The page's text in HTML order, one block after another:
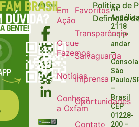
Em
Ação
O que
Fazemos
Notícias
Conheça
a Oxfam
Favoritos
Transparência
Salvaguarda
Imprensa
Oportunidades
Contato
Política de
Definição
Av.
2118
– 11º
andar
–
São
Paulo/
–
Brasil
CEP
01228-
200 –